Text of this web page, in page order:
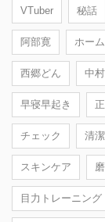
VTuber 秘話
阿部寛 ホー
西郷どん 中
早寝早起き
チェック 清
スキンケア
目力トレーニング